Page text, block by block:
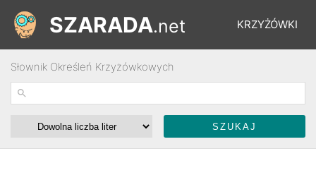
KRZYŻÓWKI
ŁAMIGŁÓWKI
SZARADA.net
Słownik Określeń Krzyżówkowych